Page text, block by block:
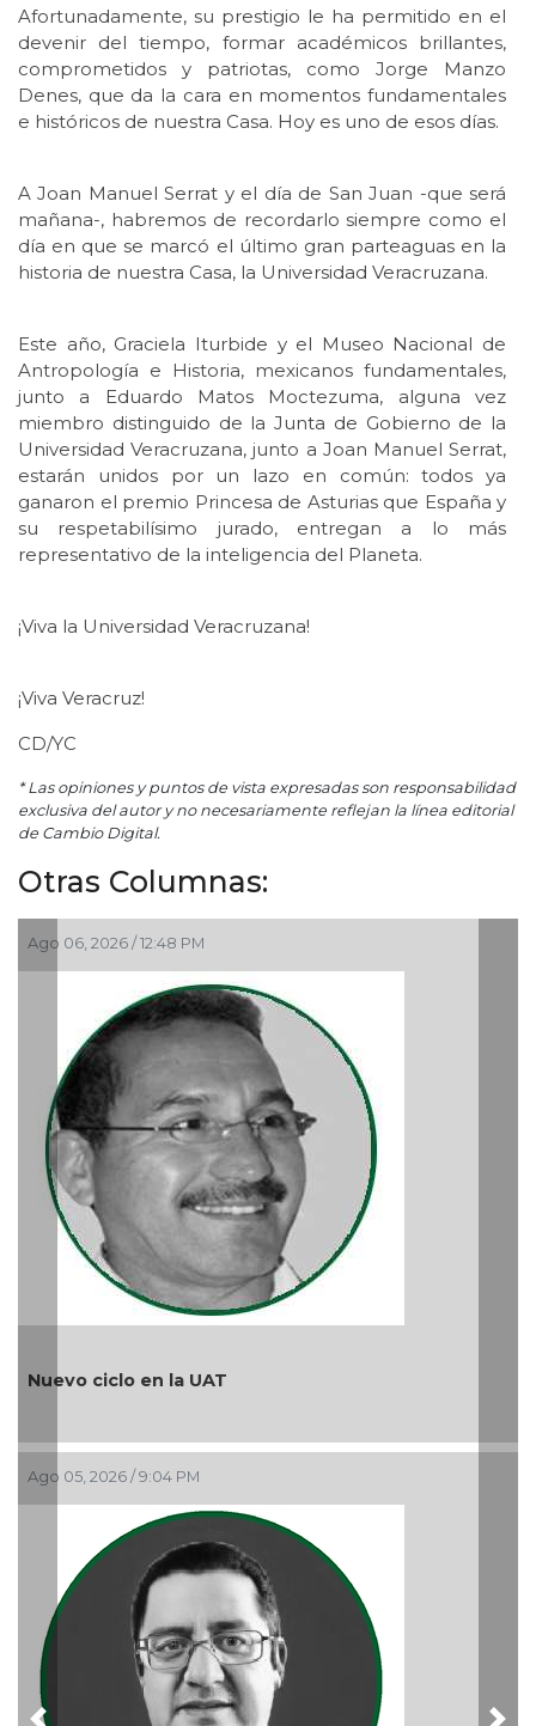
Afortunadamente, su prestigio le ha permitido en el
devenir del tiempo, formar académicos brillantes,
comprometidos y patriotas, como Jorge Manzo
Denes, que da la cara en momentos fundamentales
e históricos de nuestra Casa. Hoy es uno de esos días.
A Joan Manuel Serrat y el día de San Juan -que será
mañana-, habremos de recordarlo siempre como el
día en que se marcó el último gran parteaguas en la
historia de nuestra Casa, la Universidad Veracruzana.
Este año, Graciela Iturbide y el Museo Nacional de
Antropología e Historia, mexicanos fundamentales,
junto a Eduardo Matos Moctezuma, alguna vez
miembro distinguido de la Junta de Gobierno de la
Universidad Veracruzana, junto a Joan Manuel Serrat,
estarán unidos por un lazo en común: todos ya
ganaron el premio Princesa de Asturias que España y
su respetabilísimo jurado, entregan a lo más
representativo de la inteligencia del Planeta.
¡Viva la Universidad Veracruzana!
¡Viva Veracruz!
CD/YC
* Las opiniones y puntos de vista expresadas son responsabilidad
exclusiva del autor y no necesariamente reflejan la línea editorial
de Cambio Digital.
Otras Columnas:
Ago 05, 2026 / 9:42 AM
¿Quién es periodista?
Ago 05, 2026 / 9:15 AM